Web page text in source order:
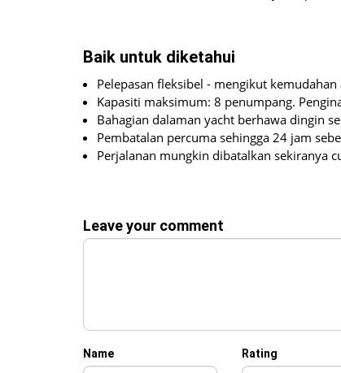
Baik untuk diketahui
Pelepasan fleksibel - mengikut
Kapasiti maksimum: 8 penumpang.
Bahagian dalaman yacht berhawa dingin
Pembatalan percuma sehingga 24 jam
Perjalanan mungkin dibatalkan sekiranya
Leave your comment
Name Rating